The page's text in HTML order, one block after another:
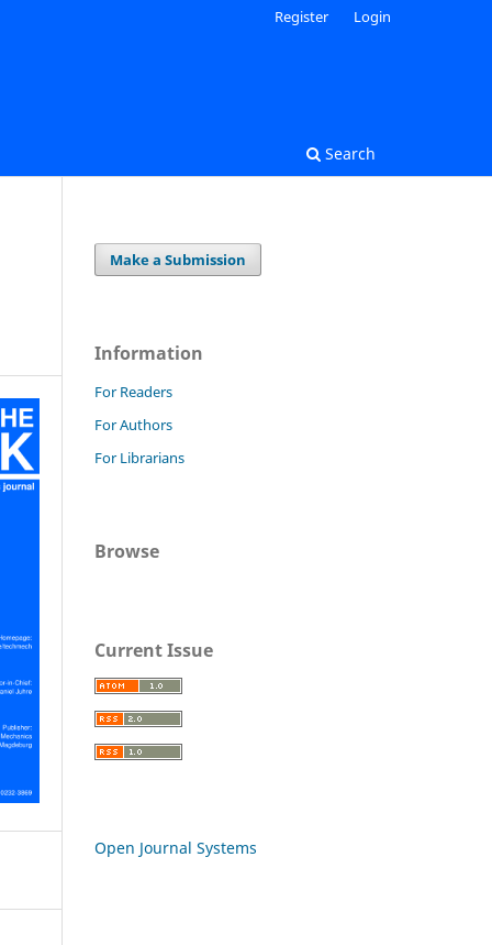
Search
Register Login
Make a Submission
Information
For Readers
For Authors
For Librarians
Browse
Current Issue
Open Journal Systems